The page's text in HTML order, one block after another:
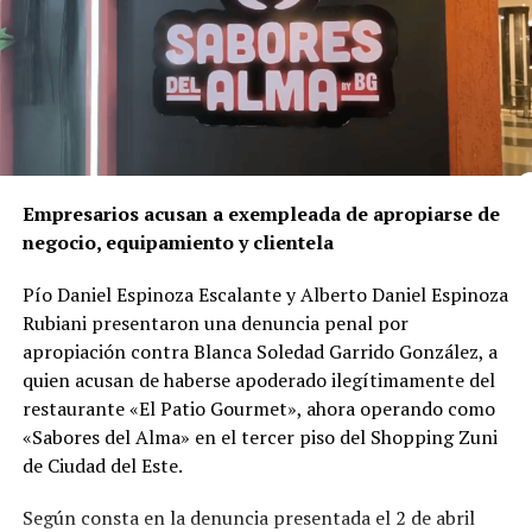
sufrió heridas físicas.
Un crimen ligado al corazón del negocio
A diferencia de lo que podría parecer un hecho aislado,
directamente vinculado al negocio mismo de la red
de franquicias.
Según el delegado
Luis Gustavo Timossi
del caso, Gomes habría reaccionado al temor de perder
el control de la red, sumado a divergencias por la
apertura de unaclínica odontológica competidora—
llamada Vitadent— que la propia víctima estaba
estructurando con una inversión cercana a R$ 800 mil.
Las pruebas
Durante cuatro años de trabajo investigativo, la Policía
Empresarios acusan a exempleada de apropiarse de
negocio, equipamiento y clientela
Pío Daniel Espinoza Escalante y Alberto Daniel Espinoza
Rubiani presentaron una denuncia penal por
apropiación contra Blanca Soledad Garrido González, a
quien acusan de haberse apoderado ilegítimamente del
restaurante «El Patio Gourmet», ahora operando como
«Sabores del Alma» en el tercer piso del Shopping Zuni
de Ciudad del Este.
Según consta en la denuncia presentada el 2 de abril